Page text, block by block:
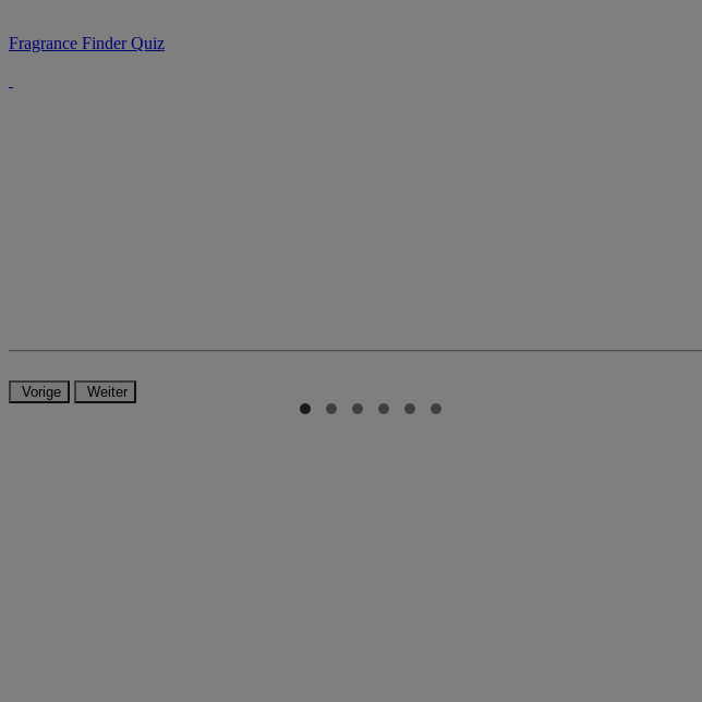
Fragrance Finder Quiz
Vorige Weiter